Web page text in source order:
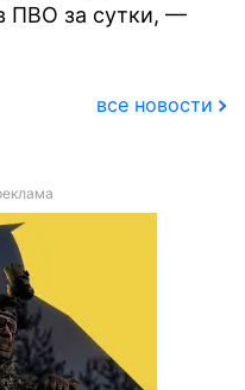
ПВО за сутки, —
все новости